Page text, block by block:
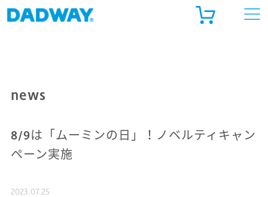
news
8/9は「ムーミンの日」！ノベルティキャン
ペーン実施
2023.07.25